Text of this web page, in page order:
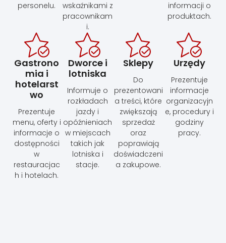
personelu.
wskaźnikami z
pracownikam
i.
informacji o
produktach.
Gastrono
mia i
hotelarst
wo
Prezentuje
menu, oferty i
informacje o
dostępności
w
restauracjac
h i hotelach.
Dworce i
lotniska
Informuje o
rozkładach
jazdy i
opóźnieniach
w miejscach
takich jak
lotniska i
stacje.
Sklepy
Do
prezentowani
a treści, które
zwiększają
sprzedaż
oraz
poprawiają
doświadczeni
a zakupowe.
Urzędy
Prezentuje
informacje
organizacyjn
e, procedury i
godziny
pracy.